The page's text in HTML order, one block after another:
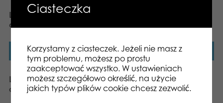
Lumo Stars Moose Helge
classic plush
Dowiedz się więcej Dowiedz się więcej
Lumo Stars Beaver Pörri
classic plush
Lumo Stars Puffin Lenni
mini plush
Ciasteczka
Korzystamy z ciasteczek. Jeżeli nie masz z
tym problemu, możesz po prostu
zaakceptować wszystko. W ustawieniach
możesz szczegółowo określić, na użycie
jakich typów plików cookie chcesz zezwolić.